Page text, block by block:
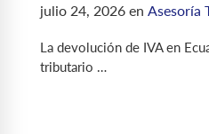
julio 24, 2026 en Asesoría
La devolución de IVA en
tributario …